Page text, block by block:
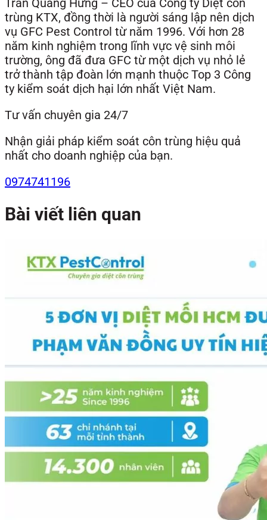
Trần Quang Hưng – CEO của Công ty Diệt côn
trùng KTX, đồng thời là người sáng lập nên dịch
vụ GFC Pest Control từ năm 1996. Với hơn 28
năm kinh nghiệm trong lĩnh vực vệ sinh môi
trường, ông đã đưa GFC từ một dịch vụ nhỏ lẻ
trở thành tập đoàn lớn mạnh thuộc Top 3 Công
ty kiểm soát dịch hại lớn nhất Việt Nam.
Tư vấn chuyên gia 24/7
Nhận giải pháp kiểm soát côn trùng hiệu quả
nhất cho doanh nghiệp của bạn.
0974741196
Bài viết liên quan